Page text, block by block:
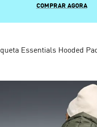
COMPRAR AGORA
Essentials Hooded